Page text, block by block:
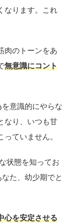
なります。これ
肉のトーンをあ
無意識にコント
意識的にやらな
なり、いつも甘
ていません。
状態を知ってお
た、幼少期でと
心を安定させる